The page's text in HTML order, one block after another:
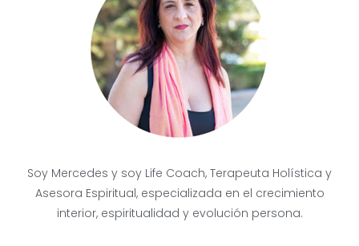
Soy Mercedes y soy Life Coach, Terapeuta Holística y
Asesora Espiritual, especializada en el crecimiento
interior, espiritualidad y evolución persona.